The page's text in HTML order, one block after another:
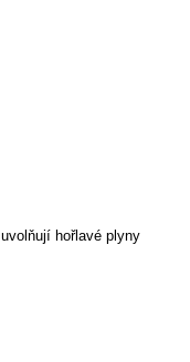
hořlavé plyny